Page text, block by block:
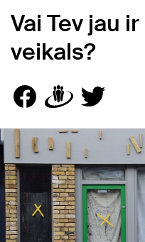
Vai Tev jau
veikals?